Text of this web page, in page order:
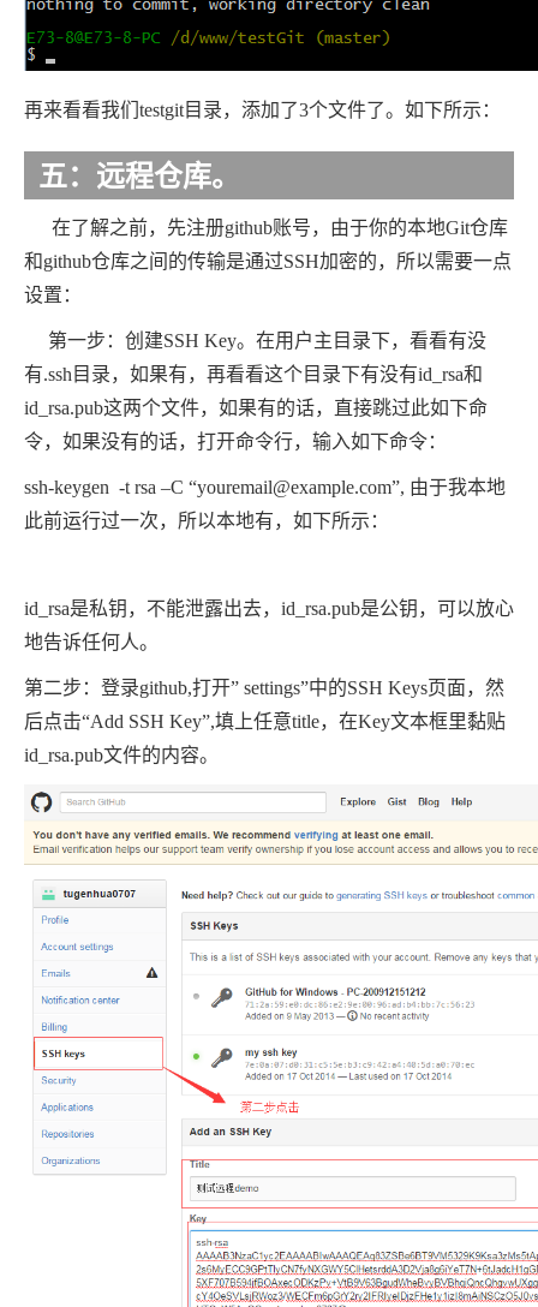
再来看看我们testgit目录，添加了3个文件了。如下所示：
五：远程仓库。
在了解之前，先注册github账号，由于你的本地Git仓库
和github仓库之间的传输是通过SSH加密的，所以需要一点
设置：
第一步：创建SSH Key。在用户主目录下，看看有没
有.ssh目录，如果有，再看看这个目录下有没有id_rsa和
id_rsa.pub这两个文件，如果有的话，直接跳过此如下命
令，如果没有的话，打开命令行，输入如下命令：
ssh-keygen -t rsa –C “youremail@example.com”, 由于我本地
此前运行过一次，所以本地有，如下所示：
id_rsa是私钥，不能泄露出去，id_rsa.pub是公钥，可以放心
地告诉任何人。
第二步：登录github,打开” settings”中的SSH Keys页面，然
后点击“Add SSH Key”,填上任意title，在Key文本框里黏贴
id_rsa.pub文件的内容。